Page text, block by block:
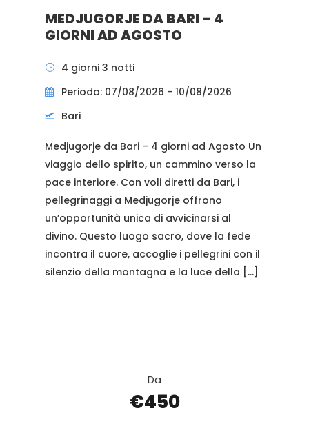
MEDJUGORJE DA BARI – 4
GIORNI AD AGOSTO
4 giorni 3 notti
Periodo: 07/08/2026 - 10/08/2026
Bari
Medjugorje da Bari – 4 giorni ad Agosto Un
viaggio dello spirito, un cammino verso la
pace interiore. Con voli diretti da Bari, i
pellegrinaggi a Medjugorje offrono
un’opportunità unica di avvicinarsi al
divino. Questo luogo sacro, dove la fede
incontra il cuore, accoglie i pellegrini con il
silenzio della montagna e la luce della […]
Da
€450